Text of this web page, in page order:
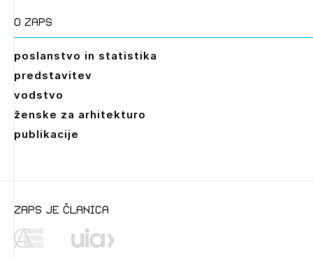
2019,2018,2017,2016,2015,2014,2013,
Mesec
O zaps
poslanstvo in statistika
predstavitev
vodstvo
ženske za arhitekturo
publikacije
zaps je članica